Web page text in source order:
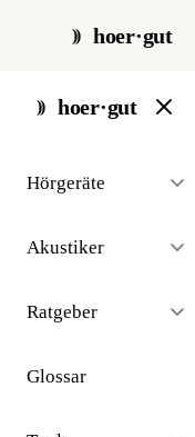
hoer·gut
hoer·gut
Hörgeräte
Akustiker
Ratgeber
Glossar
start / akustiker /
// stadt · hamburg ·
107
öffentlichen
Inhaber
Hörakustiker